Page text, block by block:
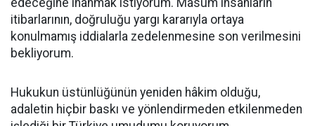
edeceğine inanmak istiyorum. Masum insanların
itibarlarının, doğruluğu yargı kararıyla ortaya
konulmamış iddialarla zedelenmesine son verilmesini
bekliyorum.
Hukukun üstünlüğünün yeniden hâkim olduğu,
adaletin hiçbir baskı ve yönlendirmeden etkilenmeden